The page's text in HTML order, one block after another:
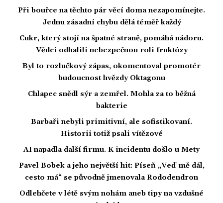
Při bouřce na těchto pár věcí doma nezapomínejte.
Jednu zásadní chybu dělá téměř každý
Cukr, který stojí na špatné straně, pomáhá nádoru.
Vědci odhalili nebezpečnou roli fruktózy
Byl to rozlučkový zápas, okomentoval promotér
budoucnost hvězdy Oktagonu
Chlapec snědl sýr a zemřel. Mohla za to běžná
bakterie
Barbaři nebyli primitivní, ale sofistikovaní.
Historii totiž psali vítězové
AI napadla další firmu. K incidentu došlo u Mety
Pavel Bobek a jeho největší hit: Píseň „Veď mě dál,
cesto má“ se původně jmenovala Rododendron
Odlehčete v létě svým nohám aneb tipy na vzdušné